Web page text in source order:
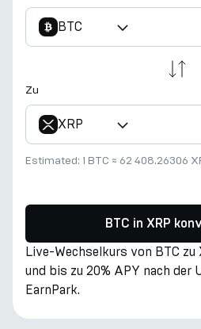
BTC
Zu
XRP
Estimated: 1 BTC ≈ 62 408.26306
BTC in XRP
Live-Wechselkurs von BTC
und bis zu 20% APY nach der
EarnPark.